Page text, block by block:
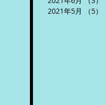
2021年5月
（5）